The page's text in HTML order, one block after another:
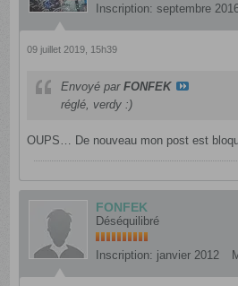
Inscription: septembre
09 juillet 2019, 15h39
Envoyé parFONFEK
réglé, verdy :)
OUPS… De nouveau mon post est
FONFEK
Déséquilibré
Inscription: janvier 2012